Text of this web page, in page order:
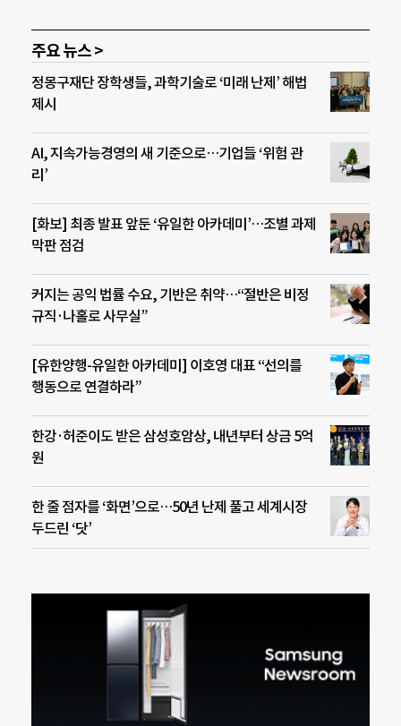
주요 뉴스 >
정몽구재단 장학생들, 과학기술로 ‘미래 난제’ 해법
제시
AI, 지속가능경영의 새 기준으로…기업들 ‘위험 관
리’
[화보] 최종 발표 앞둔 ‘유일한 아카데미’…조별 과제
막판 점검
커지는 공익 법률 수요, 기반은 취약…“절반은 비정
규직·나홀로 사무실”
[유한양행-유일한 아카데미] 이호영 대표 “선의를
행동으로 연결하라”
한강·허준이도 받은 삼성호암상, 내년부터 상금 5억
원
한 줄 점자를 ‘화면’으로…50년 난제 풀고 세계시장
두드린 ‘닷’